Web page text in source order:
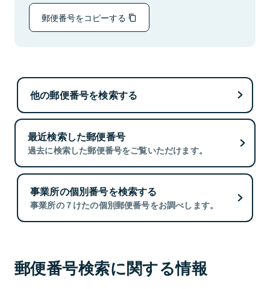
郵便番号をコピーする
他の郵便番号を検索する
最近検索した郵便番号
過去に検索した郵便番号をご覧いただけます。
事業所の個別番号を検索する
事業所の７けたの個別郵便番号をお調べします。
郵便番号検索に関する情報